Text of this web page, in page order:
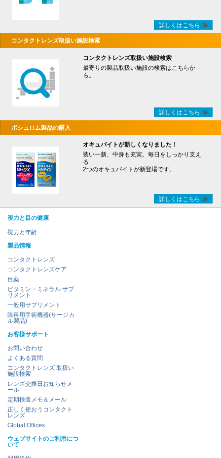
詳しくはこちら
コンタクトレンズ取扱い施設検索
コンタクトレンズ取扱い施設検索
最寄りの製品取扱い施設の検索はこちらか
ら。
詳しくはこちら
ボシュロム製品の購入
オキュバイトが新しくなりました！
装い一新、中身も充実。毎日をしっかり支え
る
2つのオキュバイトが新登場です。
詳しくはこちら
視力と目の健康
視力と年齢
製品情報
コンタクトレンズ
コンタクトレンズケア
目薬
ビタミン・ミネラル サプ
リメント
一般用サプリメント
眼科用手術機器(サージカ
ル製品)
お客様サポート
お問い合わせ
よくある質問
コンタクトレンズ 取扱い
施設検索
レンズ交換日お知らせメ
ール
定期検査メモ＆メール
正しく使おうコンタクト
レンズ
Global Offices
ウェブサイトのご利用につ
いて